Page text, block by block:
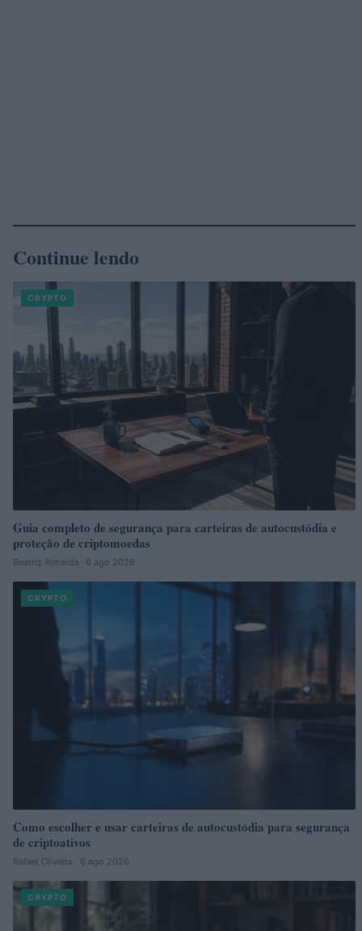
Continue lendo
CRYPTO
Guia completo de segurança para carteiras de autocustódia e
proteção de criptomoedas
Beatriz Almeida · 6 ago 2026
CRYPTO
Como escolher e usar carteiras de autocustódia para segurança
de criptoativos
Rafael Oliveira · 6 ago 2026
CRYPTO